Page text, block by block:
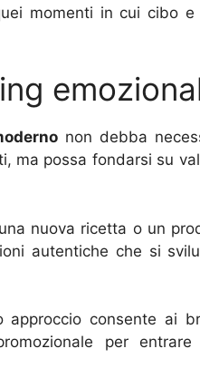
momenti in cui cibo e
non debba
ma possa fondarsi su
nuova ricetta o un
autentiche che si
consente ai
per